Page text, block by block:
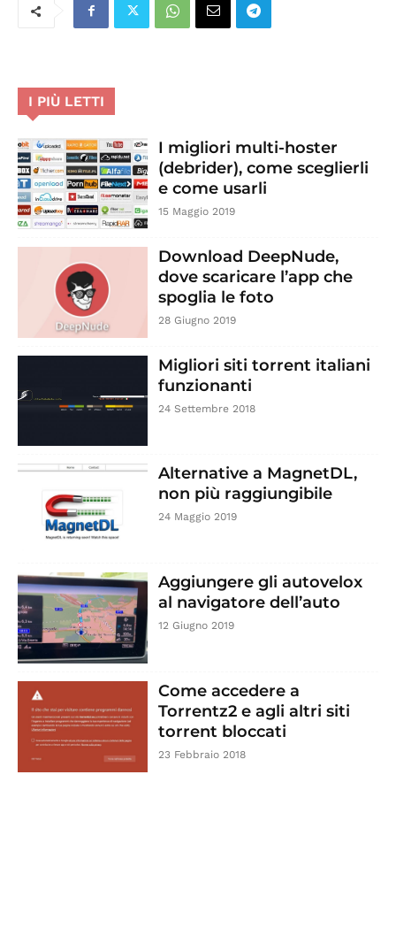
I PIÙ LETTI
I migliori multi-hoster
(debrider), come sceglierli
e come usarli
15 Maggio 2019
Download DeepNude,
dove scaricare l’app che
spoglia le foto
28 Giugno 2019
Migliori siti torrent italiani
funzionanti
24 Settembre 2018
Alternative a MagnetDL,
non più raggiungibile
24 Maggio 2019
Aggiungere gli autovelox
al navigatore dell’auto
12 Giugno 2019
Come accedere a
Torrentz2 e agli altri siti
torrent bloccati
23 Febbraio 2018